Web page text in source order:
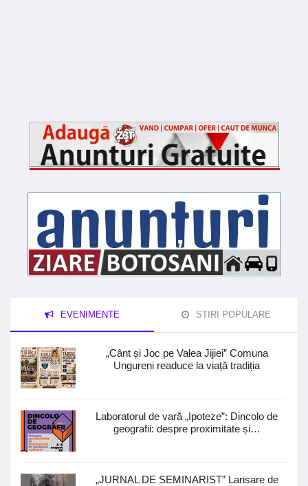
EVENIMENTE STIRI POPULARE
„Cânt și Joc pe Valea Jijiei” Comuna
Ungureni readuce la viață tradiția
Laboratorul de vară „Ipoteze”: Dincolo de
geografii: despre proximitate și…
„JURNAL DE SEMINARIST” Lansare de